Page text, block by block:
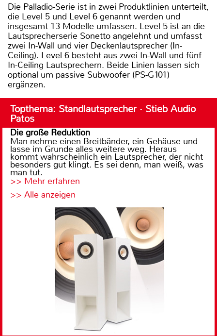
Die Palladio-Serie ist in zwei Produktlinien unterteilt,
die Level 5 und Level 6 genannt werden und
insgesamt 13 Modelle umfassen. Level 5 ist an die
Lautsprecherserie Sonetto angelehnt und umfasst
zwei In-Wall und vier Deckenlautsprecher (In-
Ceiling). Level 6 besteht aus zwei In-Wall und fünf
In-Ceiling Lautsprechern. Beide Linien lassen sich
optional um passive Subwoofer (PS-G101)
ergänzen.
Topthema: Standlautsprecher · Stieb Audio
Patos
Die große Reduktion
Man nehme einen Breitbänder, ein Gehäuse und
lasse im Grunde alles weitere weg. Heraus
kommt wahrscheinlich ein Lautsprecher, der nicht
besonders gut klingt. Es sei denn, man weiß, was
man tut.
>> Mehr erfahren
>> Alle anzeigen